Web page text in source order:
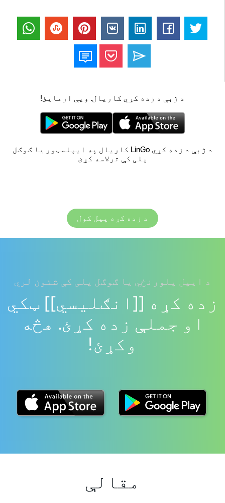
د ژبې د زده کړي کاریال. ویې ازمایئ!
د ژبې د زده کړي LinGo کاریال په ایپلسټور یا ګوګل
پلی کې ترلاسه کړئ
د زده کړه پیل کول
د ایپل پلورنځي یا ګوګل پلی کې شتون لري
زده کړه [[انګلیسي]] ټکي
او جملې زده کړئ. هڅه
وکړئ!
مقالې